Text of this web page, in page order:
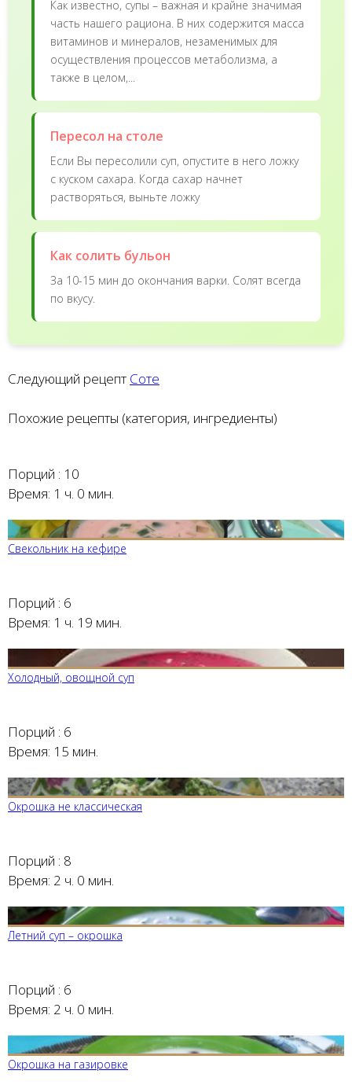
Как известно, супы – важная и крайне значимая
часть нашего рациона. В них содержится масса
витаминов и минералов, незаменимых для
осуществления процессов метаболизма, а
также в целом,...
Пересол на столе
Если Вы пересолили суп, опустите в него ложку
с куском сахара. Когда сахар начнет
растворяться, выньте ложку
Как солить бульон
За 10-15 мин до окончания варки. Солят всегда
по вкусу.
Следующий рецепт Соте
Похожие рецепты (категория, ингредиенты)
Порций : 10
Время: 1 ч. 0 мин.
Свекольник на кефире
Порций : 6
Время: 1 ч. 19 мин.
Холодный, овощной суп
Порций : 6
Время: 15 мин.
Окрошка не классическая
Порций : 8
Время: 2 ч. 0 мин.
Летний суп – окрошка
Порций : 6
Время: 2 ч. 0 мин.
Окрошка на газировке